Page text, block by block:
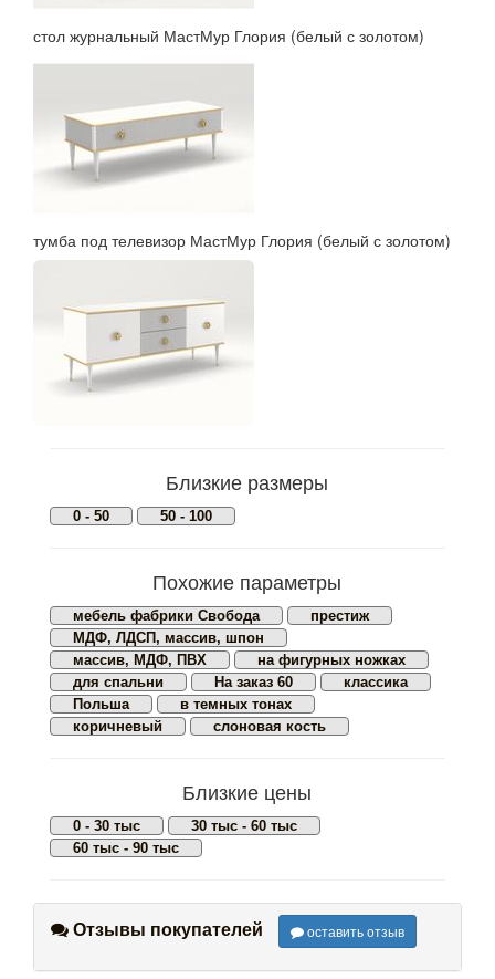
стол журнальный МастМур Глория (белый с золотом)
тумба под телевизор МастМур Глория (белый с золотом)
Близкие размеры
0 - 50 50 - 100
Похожие параметры
мебель фабрики Свобода
престиж
МДФ, ЛДСП, массив, шпон
массив, МДФ, ПВХ
на фигурных ножках
для спальни
На заказ 60
классика
Польша
в темных тонах
коричневый
слоновая кость
Близкие цены
0 - 30 тыс
30 тыс - 60 тыс
60 тыс - 90 тыс
Отзывы покупателей оставить отзыв